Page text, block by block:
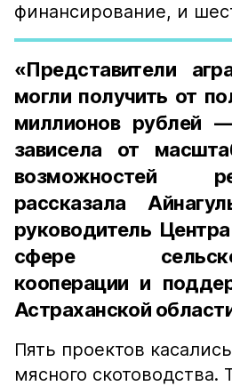
финансирование, и
«Представители
могли получить от
миллионов рублей
зависела от
возможностей
рассказала
руководитель
сфере
кооперации и
Астраханской
Пять проектов
мясного скотоводства.